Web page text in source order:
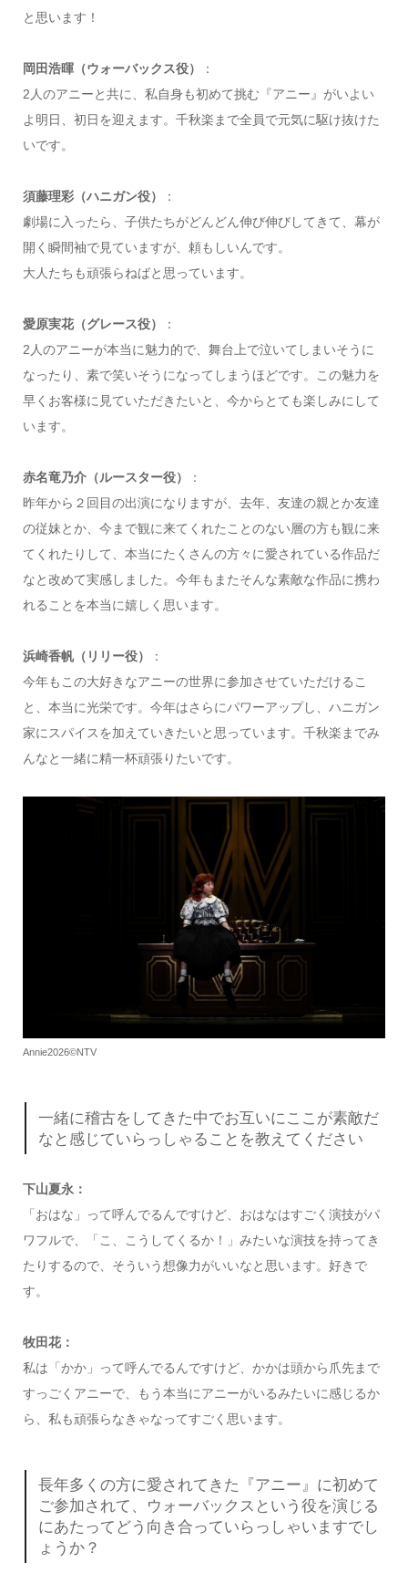
と思います！
岡田浩暉（ウォーバックス役）
：
2人のアニーと共に、私自身も初めて挑む『アニー』がいよい
よ明日、初日を迎えます。千秋楽まで全員で元気に駆け抜けた
いです。
須藤理彩（ハニガン役）
：
劇場に入ったら、子供たちがどんどん伸び伸びしてきて、幕が
開く瞬間袖で見ていますが、頼もしいんです。
大人たちも頑張らねばと思っています。
愛原実花（グレース役）
：
2人のアニーが本当に魅力的で、舞台上で泣いてしまいそうに
なったり、素で笑いそうになってしまうほどです。この魅力を
早くお客様に見ていただきたいと、今からとても楽しみにして
います。
赤名竜乃介（ルースター役）
：
昨年から２回目の出演になりますが、去年、友達の親とか友達
の従妹とか、今まで観に来てくれたことのない層の方も観に来
てくれたりして、本当にたくさんの方々に愛されている作品だ
なと改めて実感しました。今年もまたそんな素敵な作品に携わ
れることを本当に嬉しく思います。
浜崎香帆（リリー役）
：
今年もこの大好きなアニーの世界に参加させていただけるこ
と、本当に光栄です。今年はさらにパワーアップし、ハニガン
家にスパイスを加えていきたいと思っています。千秋楽までみ
んなと一緒に精一杯頑張りたいです。
Annie2026©NTV
一緒に稽古をしてきた中でお互いにここが素敵だ
なと感じていらっしゃることを教えてください
下山夏永：
「おはな」って呼んでるんですけど、おはなはすごく演技がパ
ワフルで、「こ、こうしてくるか！」みたいな演技を持ってき
たりするので、そういう想像力がいいなと思います。好きで
す。
牧田花：
私は「かか」って呼んでるんですけど、かかは頭から爪先まで
すっごくアニーで、もう本当にアニーがいるみたいに感じるか
ら、私も頑張らなきゃなってすごく思います。
長年多くの方に愛されてきた『アニー』に初めて
ご参加されて、ウォーバックスという役を演じる
にあたってどう向き合っていらっしゃいますでし
ょうか？